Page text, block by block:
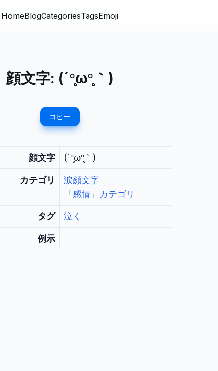
HomeBlogCategoriesTagsEmoji
顔文字: (´°̥̥ω°̥̥｀)
コピー
顔文字 (´°̥̥ω°̥̥｀)
カテゴリ
涙顔文字
「感情」カテゴリ
タグ 泣く
例示